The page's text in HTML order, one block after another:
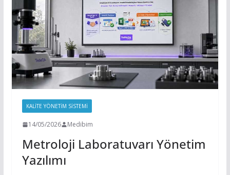
KALITE YÖNETIM SISTEMI
14/05/2026 Medibim
Metroloji Laboratuvarı Yönetim
Yazılımı